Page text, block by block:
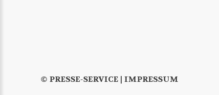
© PRESSE-SERVICE | IMPRESSUM